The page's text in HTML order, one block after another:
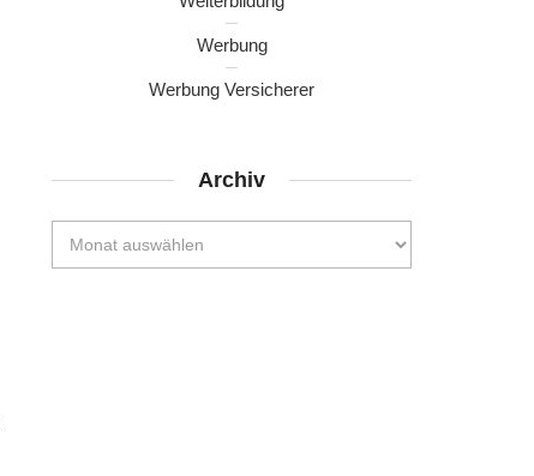
Werbung
Werbung Versicherer
Archiv